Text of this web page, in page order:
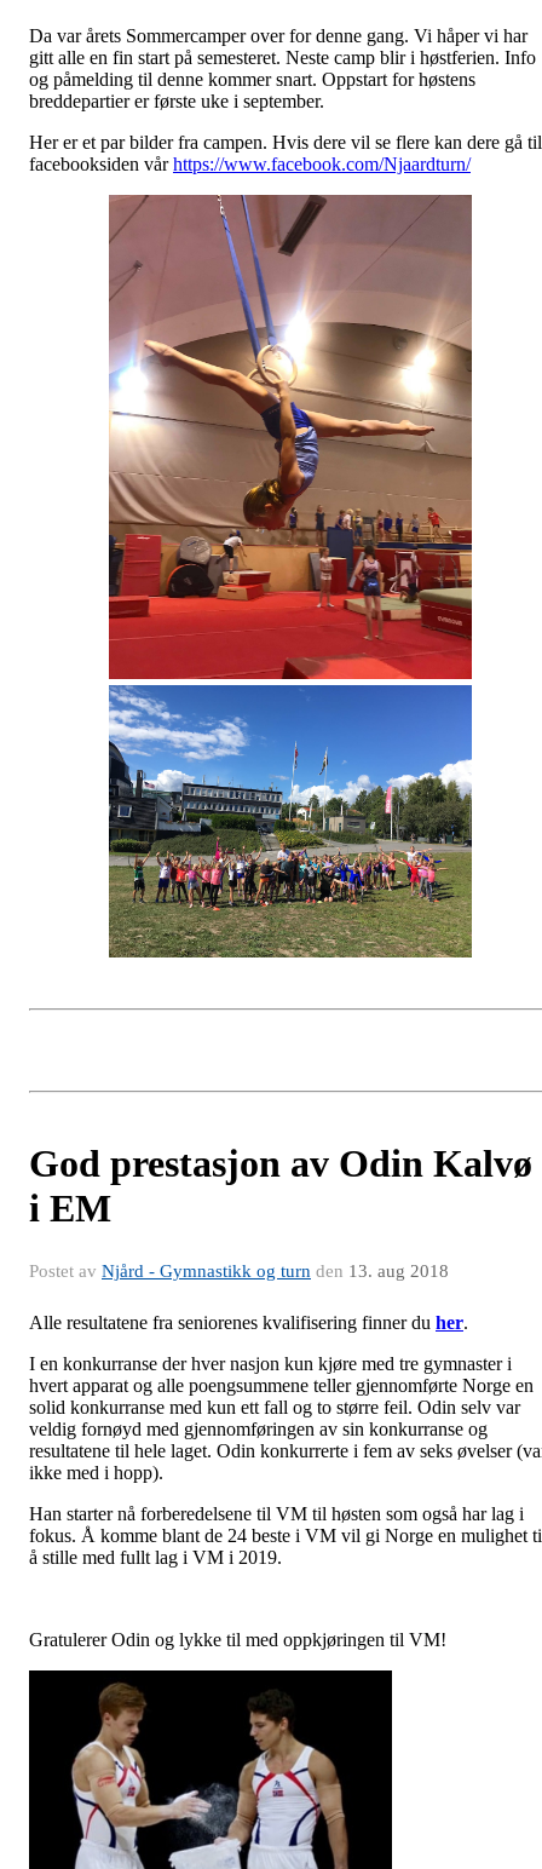
Da var årets Sommercamper over for denne gang. Vi håper vi har
gitt alle en fin start på semesteret. Neste camp blir i høstferien. Info
og påmelding til denne kommer snart. Oppstart for høstens
breddepartier er første uke i september.
Her er et par bilder fra campen. Hvis dere vil se flere kan dere gå til
facebooksiden vårhttps://www.facebook.com/Njaardturn/
God prestasjon av Odin Kalvø
i EM
Postet av Njård - Gymnastikk og turn den 13. aug 2018
Alle resultatene fra seniorenes kvalifisering finner du her.
I en konkurranse der hver nasjon kun kjøre med tre gymnaster i
hvert apparat og alle poengsummene teller gjennomførte Norge en
solid konkurranse med kun ett fall og to større feil. Odin selv var
veldig fornøyd med gjennomføringen av sin konkurranse og
resultatene til hele laget. Odin konkurrerte i fem av seks øvelser
ikke med i hopp).
Han starter nå forberedelsene til VM til høsten som også har lag i
fokus. Å komme blant de 24 beste i VM vil gi Norge en mulighet
å stille med fullt lag i VM i 2019.
Gratulerer Odin og lykke til med oppkjøringen til VM!